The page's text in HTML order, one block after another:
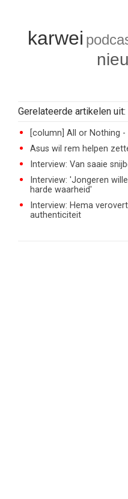
karwei
Gerelateerde artikelen uit:
[column] All or Nothing -
Asus wil rem helpen
Interview: Van saaie
Interview: 'Jongeren
harde waarheid'
Interview: Hema
authenticiteit